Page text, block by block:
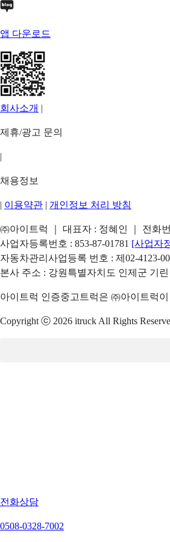
앱 다운로드
회사소개 |
제휴/광고 문의
|
채용정보
| 이용약관 | 개인정보 처리 방침
㈜아이트럭 ｜ 대표자 : 정혜인 ｜ 전화
사업자등록번호 : 853-87-01781 [사업자
자동차관리사업등록 번호 : 제02-4123-
본사 주소 : 강원특별자치도 인제군 기
아이트럭 인증중고트럭은 ㈜아이트럭
Copyright ⓒ 2026 itruck All Rights
전화상담
0508-0328-7002